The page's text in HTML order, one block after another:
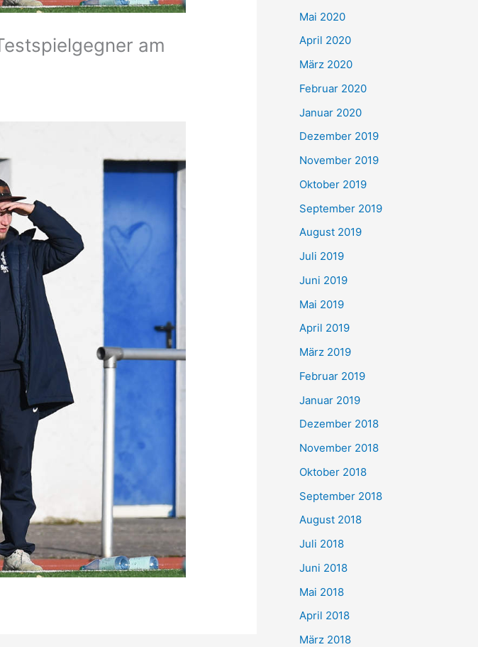
am
Mai 2020
April 2020
März 2020
Februar 2020
Januar 2020
Dezember 2019
November 2019
Oktober 2019
September 2019
August 2019
Juli 2019
Juni 2019
Mai 2019
April 2019
März 2019
Februar 2019
Januar 2019
Dezember 2018
November 2018
Oktober 2018
September 2018
August 2018
Juli 2018
Juni 2018
Mai 2018
April 2018
März 2018